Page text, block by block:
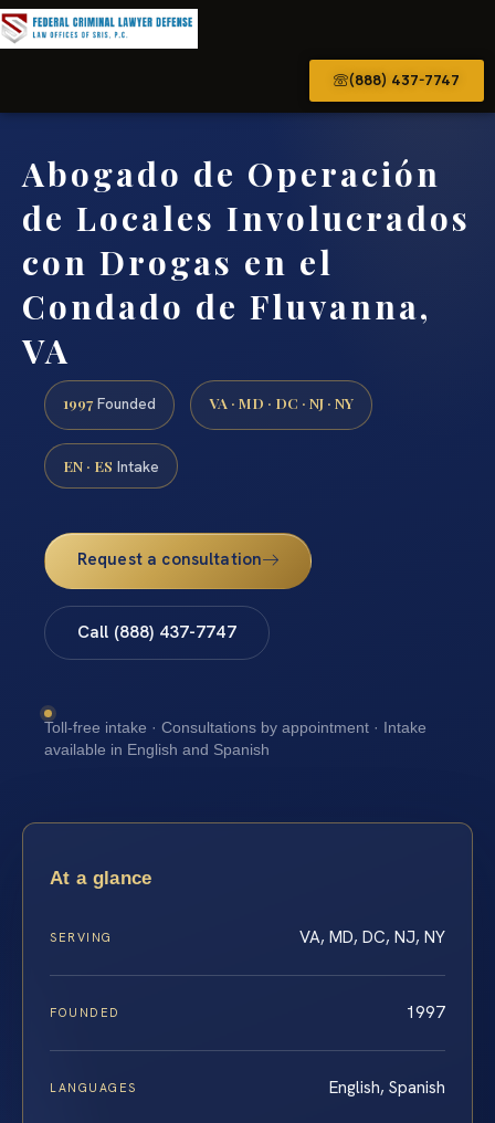
(888) 437-7747
Abogado de Operación
de Locales Involucrados
con Drogas en el
Condado de Fluvanna,
VA
1997 Founded VA · MD · DC · NJ · NY
EN · ES Intake
Request a consultation
Call (888) 437-7747
Toll-free intake · Consultations by appointment · Intake
available in English and Spanish
At a glance
SERVING VA, MD, DC, NJ, NY
FOUNDED 1997
LANGUAGES English, Spanish